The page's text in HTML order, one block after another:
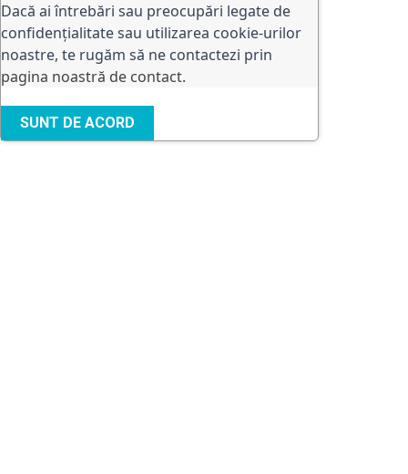
Dacă ai întrebări sau preocupări legate de
confidențialitate sau utilizarea cookie-urilor
noastre, te rugăm să ne contactezi prin
pagina noastră de contact.
SUNT DE ACORD